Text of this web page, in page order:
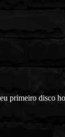
primeiro disco